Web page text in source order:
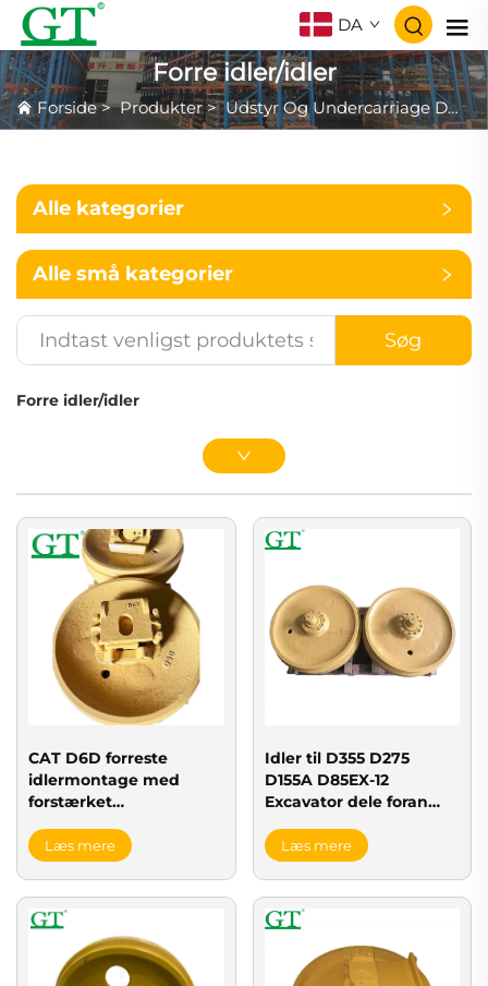
DA
Forre idler/idler
Forside>Produkter>Udstyr Og Undercarriage Dækker For Excavator Og Dozer
Alle kategorier
Alle små kategorier
Søg
Forre idler/idler
CAT D6D forreste
idlermontage med
forstærket
Læs mere
Idler til D355 D275
D155A D85EX-12
Excavator dele foran
Læs mere